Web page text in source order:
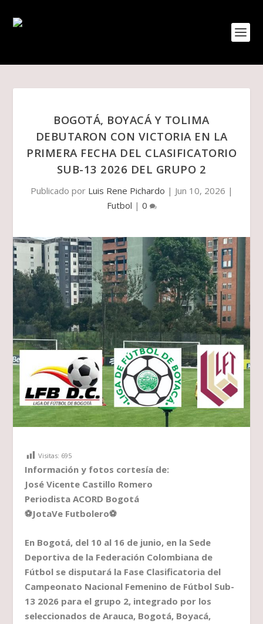
BOGOTÁ, BOYACÁ Y TOLIMA
DEBUTARON CON VICTORIA EN LA
PRIMERA FECHA DEL CLASIFICATORIO
SUB-13 2026 DEL GRUPO 2
Publicado por Luis Rene Pichardo | Jun 10, 2026 |
Futbol | 0
Visitas: 695
Información y fotos cortesía de:
José Vicente Castillo Romero
Periodista ACORD Bogotá
⚽JotaVe Futbolero⚽
En Bogotá, del 10 al 16 de junio, en la Sede
Deportiva de la Federación Colombiana de
Fútbol se disputará la Fase Clasificatoria del
Campeonato Nacional Femenino de Fútbol Sub-
13 2026 para el grupo 2, integrado por los
seleccionados de Arauca, Bogotá, Boyacá,